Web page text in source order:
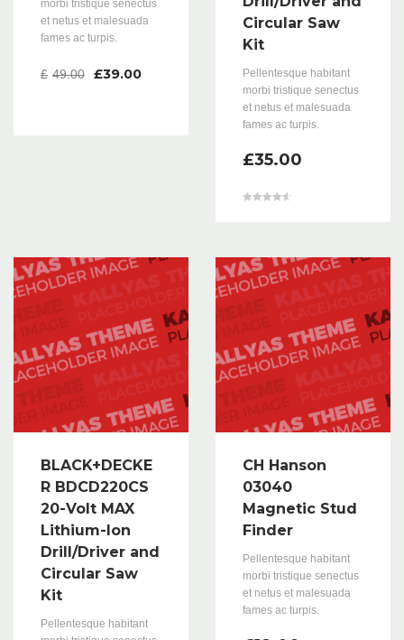
morbi tristique senectus
et netus et malesuada
fames ac turpis.
£ 49.00 £39.00
Circular Saw
Kit
Pellentesque habitant
morbi tristique senectus
et netus et malesuada
fames ac turpis.
£35.00
BLACK+DECKE
R BDCD220CS
20-Volt MAX
Lithium-Ion
Drill/Driver and
Circular Saw
Kit
Pellentesque habitant
CH Hanson
03040
Magnetic Stud
Finder
Pellentesque habitant
morbi tristique senectus
et netus et malesuada
fames ac turpis.